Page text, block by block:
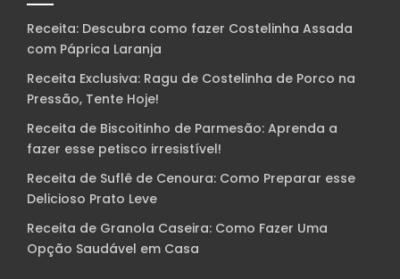
Receita: Descubra como fazer Costelinha Assada
com Páprica Laranja
Receita Exclusiva: Ragu de Costelinha de Porco na
Pressão, Tente Hoje!
Receita de Biscoitinho de Parmesão: Aprenda a
fazer esse petisco irresistível!
Receita de Suflê de Cenoura: Como Preparar esse
Delicioso Prato Leve
Receita de Granola Caseira: Como Fazer Uma
Opção Saudável em Casa